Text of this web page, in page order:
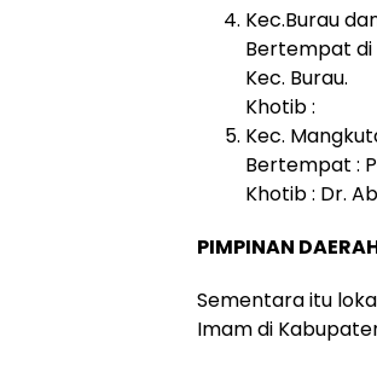
Kec.Burau
Bertempat di
Kec. Burau.
Khotib :
Kec.
Bertempat :
Khotib : Dr.
PIMPINAN
Sementara itu
Imam di